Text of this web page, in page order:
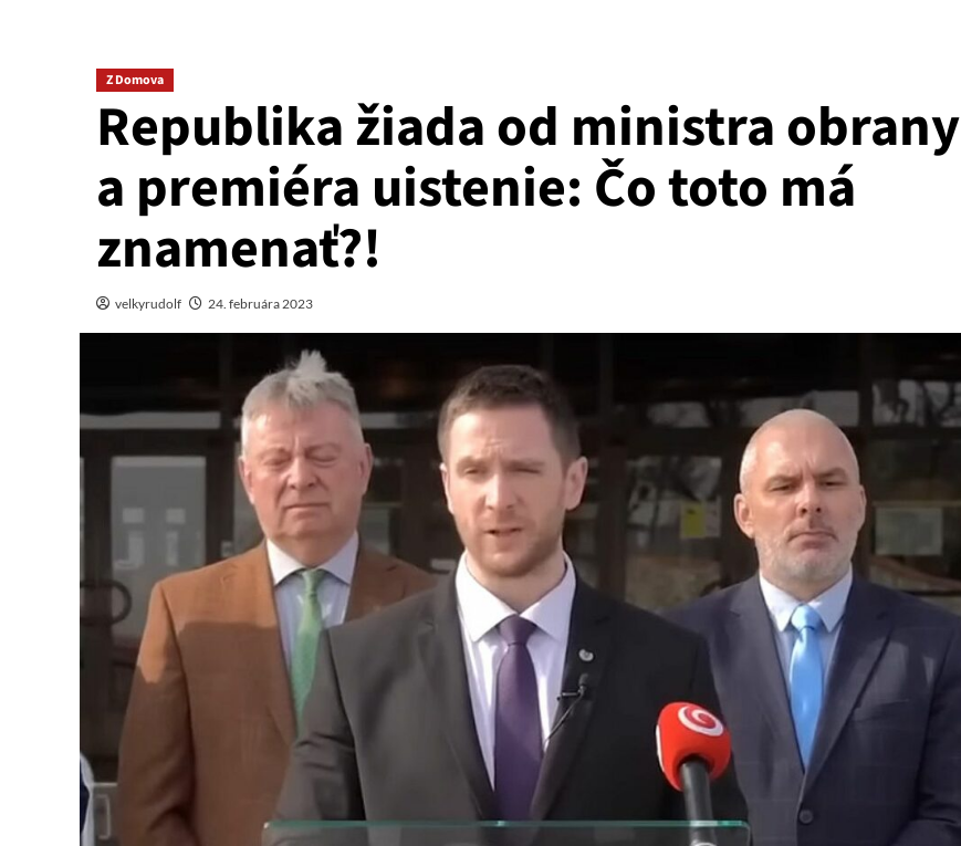
Z Domova
Republika žiada od ministra obrany
a premiéra uistenie: Čo toto má
znamenať?!
velkyrudolf 24. februára 2023